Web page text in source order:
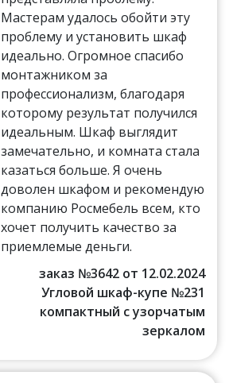
Мастерам удалось обойти эту
проблему и установить шкаф
идеально. Огромное спасибо
монтажником за
профессионализм, благодаря
которому результат получился
идеальным. Шкаф выглядит
замечательно, и комната стала
казаться больше. Я очень
доволен шкафом и рекомендую
компанию Росмебель всем, кто
хочет получить качество за
приемлемые деньги.
заказ №3642 от 12.02.2024
Угловой шкаф-купе №231
компактный с узорчатым
зеркалом